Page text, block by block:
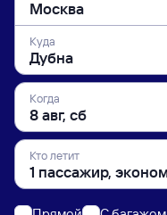
Куда
Когда
Кто летит